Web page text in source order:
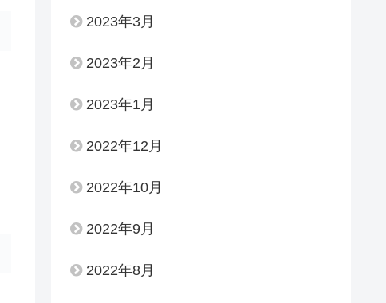
2023年3月
2023年2月
2023年1月
2022年12月
2022年10月
2022年9月
2022年8月